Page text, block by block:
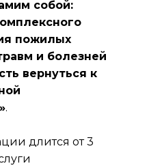
собой:
пожилых
и болезней
вернуться к
.
длится от 3